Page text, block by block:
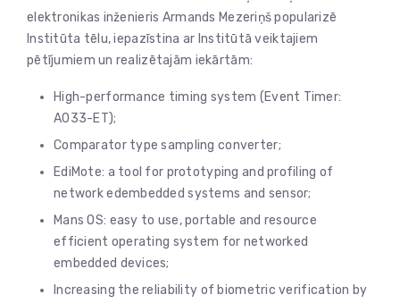
elektronikas inženieris Armands Mezeriņš popularizē
Institūta tēlu, iepazīstina ar Institūtā veiktajiem
pētījumiem un realizētajām iekārtām:
High-performance timing system (Event Timer:
A033-ET);
Comparator type sampling converter;
EdiMote: a tool for prototyping and profiling of
network edembedded systems and sensor;
Mans OS: easy to use, portable and resource
efficient operating system for networked
embedded devices;
Increasing the reliability of biometric verification by